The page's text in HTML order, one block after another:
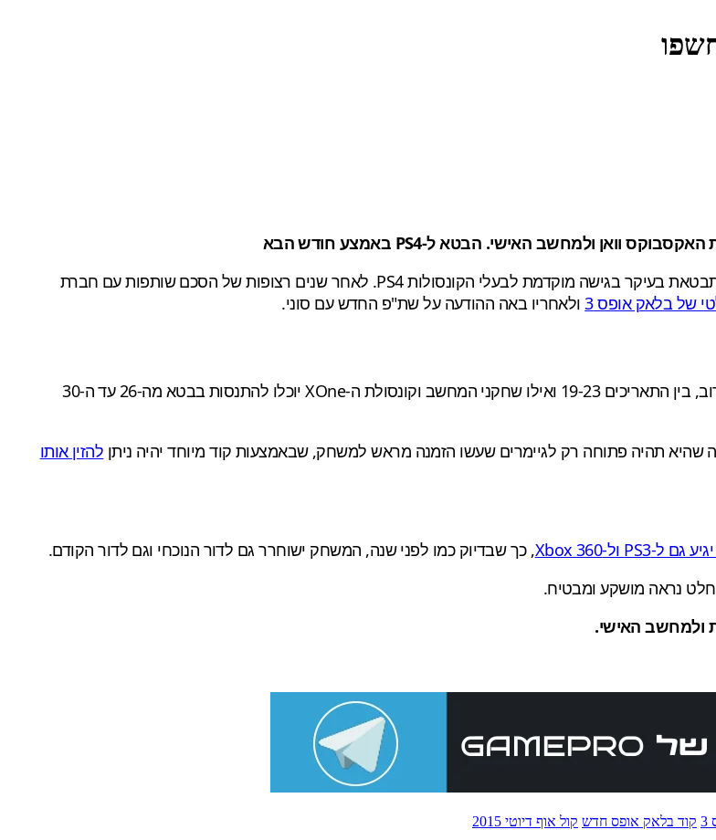
השנה סדרת קול אוף דיוטי "עברה צד" בכל מה שקשור לאקסלוסיביות תוכן, שמתבטאת בעיקר בגישה מוקדמת לבעלי הקונסולות PS4. לאחר שנים רצופות של הסכם שותפות עם חברת
של בלאק אופס 3 ולאחריו באה ההודעה על שת"פ החדש עם סוני.
כבר באוגוסט הקרוב, בין התאריכים 19-23 ואילו שחקני המחשב וקונסולת ה-XOne יוכלו להתנסות בבטא מה-26 עד ה-30
שהיא תהיה פתוחה רק לגיימרים שעשו הזמנה מראש למשחק, שבאמצעות קוד מיוחד יהיה ניתן להזין אותו
, כך שבדיוק כמו לפני שנה, המשחק ישוחרר גם לדור הנוכחי וגם לדור הקודם.
נראה מושקע ומבטיח.
קוד בלאק אופס חדש קול אוף דיוטי 2015